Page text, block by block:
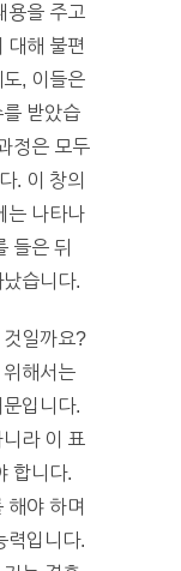
용을 주고
대해 불편
, 이들은
받았습
정은 모두
. 이 창의
는 나타나
들은 뒤
습니다.
일까요?
해서는
입니다.
라 이 표
합니다.
해야 하며
력입니다.